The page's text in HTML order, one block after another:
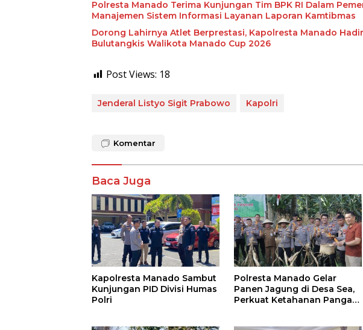
Polresta Manado Terima Kunjungan Tim BPK RI Dalam
Manajemen Sistem Informasi Layanan Laporan Kamtibmas
Dorong Lahirnya Atlet Berprestasi, Kapolresta Manado
Bulutangkis Walikota Manado Cup 2026
Post Views: 18
Jenderal Listyo Sigit Prabowo Kapolri
Komentar
Baca Juga
Kapolresta Manado Sambut
Kunjungan PID Divisi Humas
Polri
Polresta Manado Gelar
Panen Jagung di Desa Sea,
Perkuat Ketahanan Pangan